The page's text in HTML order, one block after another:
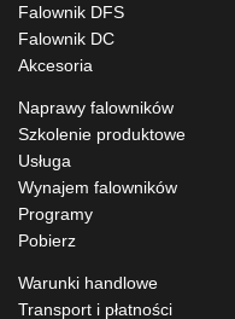
Falownik DFS
Falownik DC
Akcesoria
Naprawy falowników
Szkolenie produktowe
Usługa
Wynajem falowników
Programy
Pobierz
Warunki handlowe
Transport i płatności